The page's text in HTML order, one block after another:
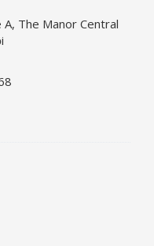
The Manor Central